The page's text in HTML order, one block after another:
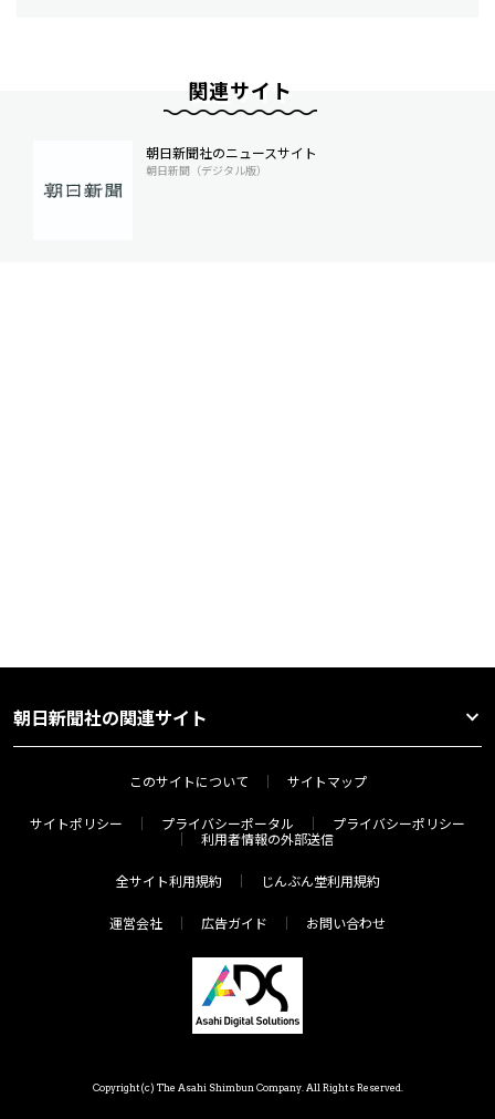
関連サイト
朝日新聞社のニュースサイト
朝日新聞（デジタル版）
朝日新聞社の関連サイト
このサイトについて サイトマップ
サイトポリシー プライバシーポータル
プライバシーポリシー
利用者情報の外部送信
全サイト利用規約 じんぶん堂利用規約
運営会社 広告ガイド お問い合わせ
Copyright(c) The Asahi Shimbun Company. All Rights Reserved.